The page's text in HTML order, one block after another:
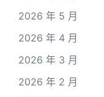
2026 年 5 月
2026 年 4 月
2026 年 3 月
2026 年 2 月